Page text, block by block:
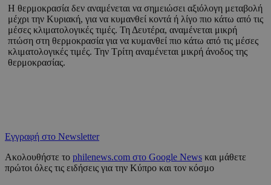
Η θερμοκρασία δεν αναμένεται να σημειώσει αξιόλογη μεταβολή
μέχρι την Κυριακή, για να κυμανθεί κοντά ή λίγο πιο κάτω από τις
μέσες κλιματολογικές τιμές. Τη Δευτέρα, αναμένεται μικρή
πτώση στη θερμοκρασία για να κυμανθεί πιο κάτω από τις μέσες
κλιματολογικές τιμές. Την Τρίτη αναμένεται μικρή άνοδος της
θερμοκρασίας.
Εγγραφή στο Newsletter
Ακολουθήστε το philenews.com στο Google News και μάθετε
πρώτοι όλες τις ειδήσεις για την Κύπρο και τον κόσμο